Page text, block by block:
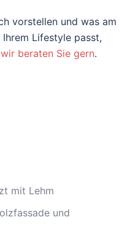
vorstellen und was am
Lifestyle passt,
beraten Sie gern.
mit Lehm
und